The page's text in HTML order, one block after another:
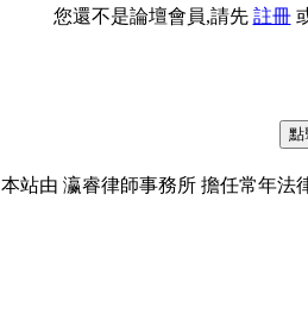
您還不是論壇會員,請先 註冊
本站由 瀛睿律師事務所 擔任常年法